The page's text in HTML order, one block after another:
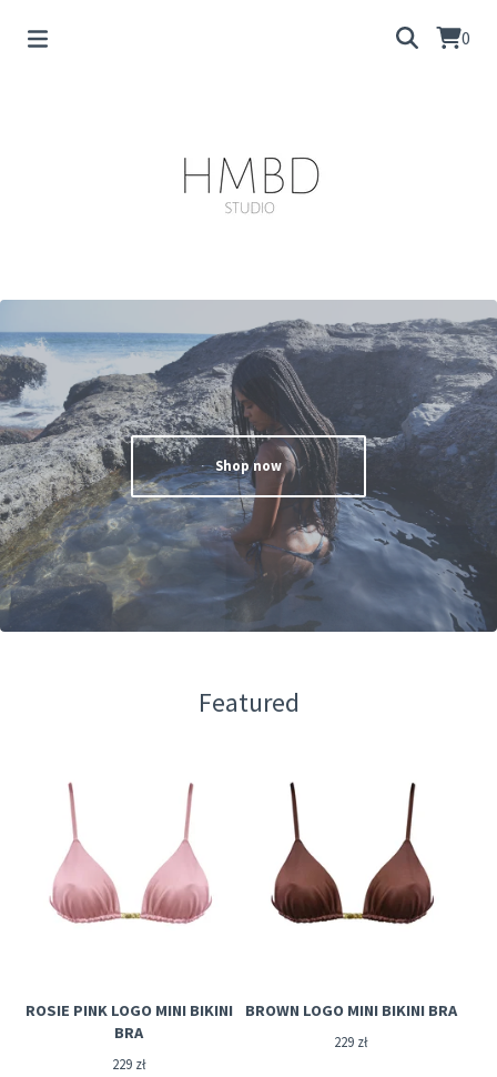
0
Shop now
Featured
ROSIE PINK LOGO MINI BIKINI
BRA
229 zł
BROWN LOGO MINI BIKINI BRA
229 zł